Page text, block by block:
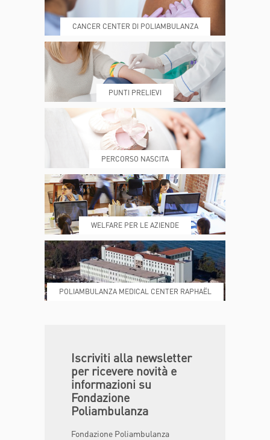
DOVE SIAMO ESAMI E VISITE
PRENOTA MY POLI
REFERTI REPARTI
DONA ORA MAGAZINE
CANCER CENTER DI POLIAMBULANZA
PUNTI PRELIEVI
PERCORSO NASCITA
WELFARE PER LE AZIENDE
POLIAMBULANZA MEDICAL CENTER RAPHAËL
Iscriviti alla newsletter
per ricevere novità e
informazioni su
Fondazione
Poliambulanza
Fondazione Poliambulanza